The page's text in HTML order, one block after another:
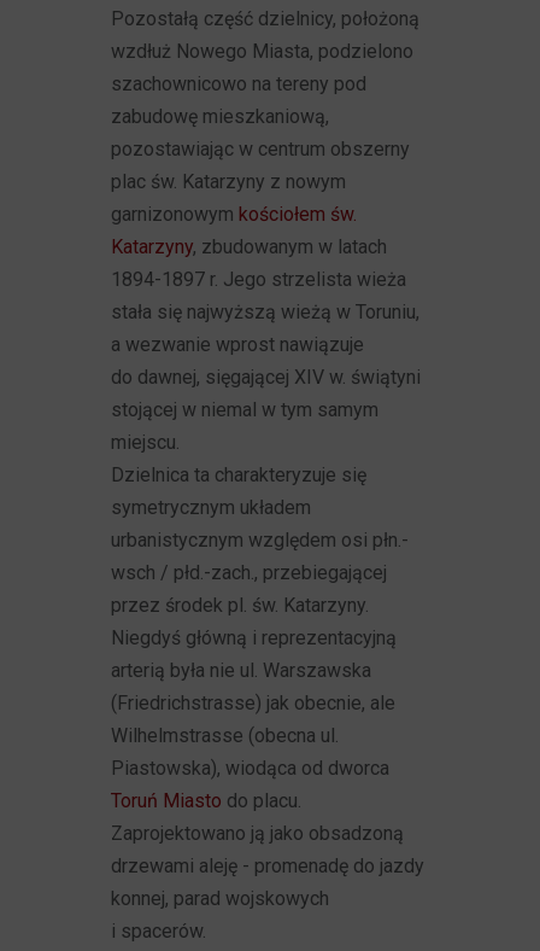
Pozostałą część dzielnicy, położoną
wzdłuż Nowego Miasta, podzielono
szachownicowo na tereny pod
zabudowę mieszkaniową,
pozostawiając w centrum obszerny
plac św. Katarzyny z nowym
garnizonowym kościołem św.
Katarzyny, zbudowanym w latach
1894-1897 r. Jego strzelista wieża
stała się najwyższą wieżą w Toruniu,
a wezwanie wprost nawiązuje
do dawnej, sięgającej XIV w. świątyni
stojącej w niemal w tym samym
miejscu.
Dzielnica ta charakteryzuje się
symetrycznym układem
urbanistycznym względem osi płn.-
wsch / płd.-zach., przebiegającej
przez środek pl. św. Katarzyny.
Niegdyś główną i reprezentacyjną
arterią była nie ul. Warszawska
(Friedrichstrasse) jak obecnie, ale
Wilhelmstrasse (obecna ul.
Piastowska), wiodąca od dworca
Toruń Miasto do placu.
Zaprojektowano ją jako obsadzoną
drzewami aleję - promenadę do jazdy
konnej, parad wojskowych
i spacerów.